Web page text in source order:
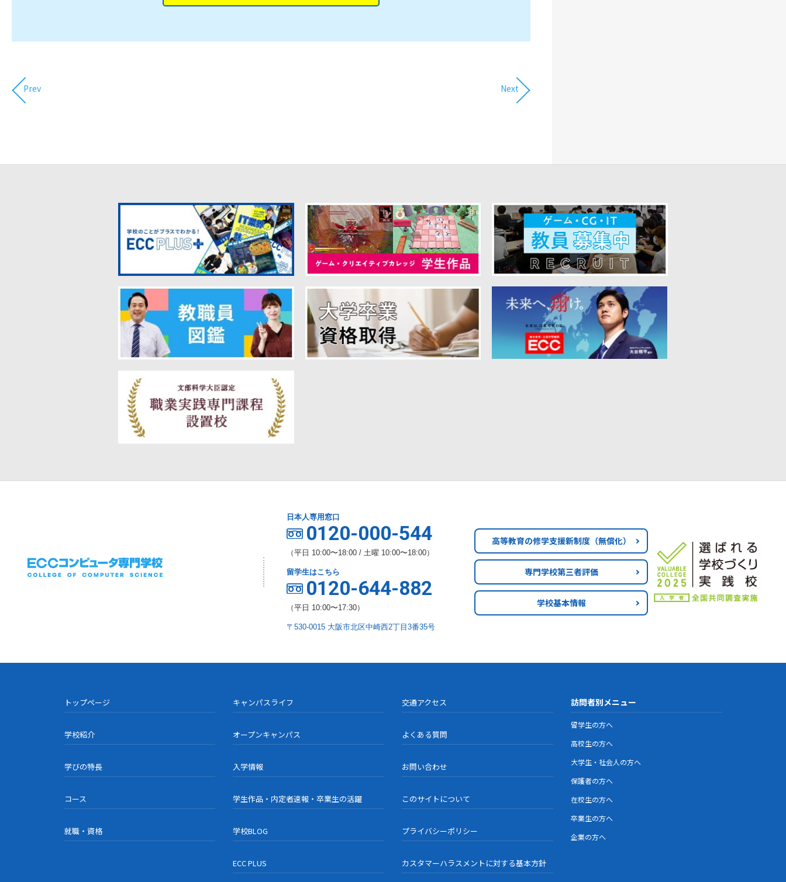
Prev Next
日本人専用窓口
0120-000-544
（平日 10:00〜18:00 / 土曜 10:00〜18:00）
留学生はこちら
0120-644-882
（平日 10:00〜17:30）
〒530-0015 大阪市北区中崎西2丁目3番35号
高等教育の修学支援新制度（無償化）
専門学校第三者評価
学校基本情報
トップページ
学校紹介
学びの特長
コース
就職・資格
キャンパスライフ
オープンキャンパス
入学情報
学生作品・内定者速報・卒業生の活躍
学校BLOG
ECC PLUS
交通アクセス
よくある質問
お問い合わせ
このサイトについて
プライバシーポリシー
カスタマーハラスメントに対する基本方針
訪問者別メニュー
留学生の方へ
高校生の方へ
大学生・社会人の方へ
保護者の方へ
在校生の方へ
卒業生の方へ
企業の方へ